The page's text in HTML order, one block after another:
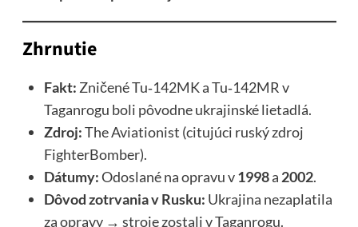
Zhrnutie
Fakt: Zničené Tu‑142MK a Tu‑142MR v
Taganrogu boli pôvodne ukrajinské lietadlá.
Zdroj:The Aviationist (citujúci ruský zdroj
FighterBomber).
Dátumy:Odoslané na opravu v1998a 2002.
Dôvod zotrvania v Rusku: Ukrajina nezaplatila
za opravy → stroje zostali v Taganrogu.